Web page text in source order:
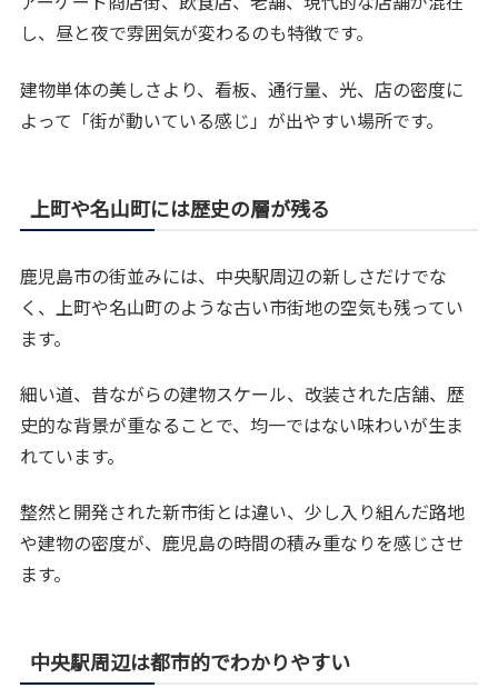
し、昼と夜で雰囲気が変わるのも特徴です。
建物単体の美しさより、看板、通行量、光、店の密度に
よって「街が動いている感じ」が出やすい場所です。
上町や名山町には歴史の層が残る
鹿児島市の街並みには、中央駅周辺の新しさだけでな
く、上町や名山町のような古い市街地の空気も残ってい
ます。
細い道、昔ながらの建物スケール、改装された店舗、歴
史的な背景が重なることで、均一ではない味わいが生ま
れています。
整然と開発された新市街とは違い、少し入り組んだ路地
や建物の密度が、鹿児島の時間の積み重なりを感じさせ
ます。
中央駅周辺は都市的でわかりやすい